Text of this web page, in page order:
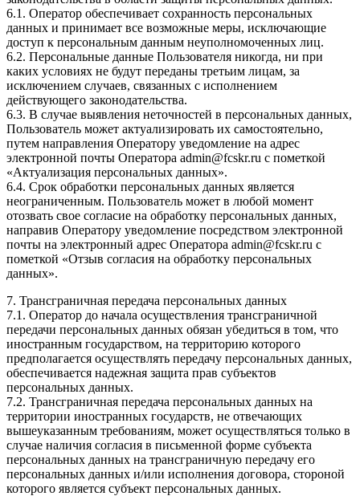
6.1. Оператор обеспечивает сохранность персональных
данных и принимает все возможные меры, исключающие
доступ к персональным данным неуполномоченных лиц.
6.2. Персональные данные Пользователя никогда, ни при
каких условиях не будут переданы третьим лицам, за
исключением случаев, связанных с исполнением
действующего законодательства.
6.3. В случае выявления неточностей в персональных данных,
Пользователь может актуализировать их самостоятельно,
путем направления Оператору уведомление на адрес
электронной почты Оператора admin@fcskr.ru с пометкой
«Актуализация персональных данных».
6.4. Срок обработки персональных данных является
неограниченным. Пользователь может в любой момент
отозвать свое согласие на обработку персональных данных,
направив Оператору уведомление посредством электронной
почты на электронный адрес Оператора admin@fcskr.ru с
пометкой «Отзыв согласия на обработку персональных
данных».
7. Трансграничная передача персональных данных
7.1. Оператор до начала осуществления трансграничной
передачи персональных данных обязан убедиться в том, что
иностранным государством, на территорию которого
предполагается осуществлять передачу персональных данных,
обеспечивается надежная защита прав субъектов
персональных данных.
7.2. Трансграничная передача персональных данных на
территории иностранных государств, не отвечающих
вышеуказанным требованиям, может осуществляться только в
случае наличия согласия в письменной форме субъекта
персональных данных на трансграничную передачу его
персональных данных и/или исполнения договора, стороной
которого является субъект персональных данных.